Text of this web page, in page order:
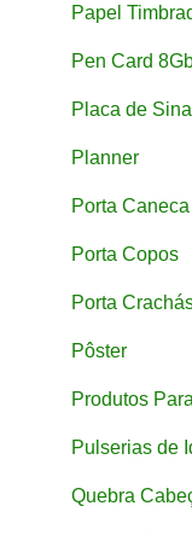
Papel
Pen Card
Placa de
Planner
Porta Caneca
Porta Copos
Porta
Pôster
Produtos
Pulserias de
Quebra